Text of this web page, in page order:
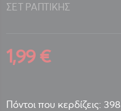
ΣΕΤ ΡΑΠΤΙΚΗΣ
1,99 €
Πόντοι που κερδίζεις: 398